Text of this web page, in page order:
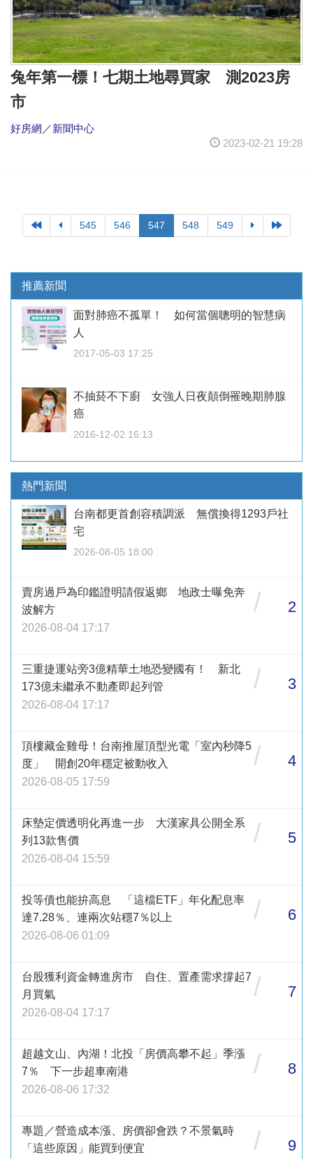
兔年第一標！七期土地尋買家 測2023房
市
好房網／新聞中心
2023-02-21 19:28
545 546 547 548 549
推薦新聞
面對肺癌不孤單！ 如何當個聰明的智慧病
人
2017-05-03 17:25
不抽菸不下廚 女強人日夜顛倒罹晚期肺腺
癌
2016-12-02 16:13
熱門新聞
台南都更首創容積調派 無償換得1293戶社
宅
2026-08-05 18:00
賣房過戶為印鑑證明請假返鄉 地政士曝免奔
波解方
2026-08-04 17:17
/ 2
三重捷運站旁3億精華土地恐變國有！ 新北
173億未繼承不動產即起列管
2026-08-04 17:17
/ 3
頂樓藏金雞母！台南推屋頂型光電「室內秒降5
度」 開創20年穩定被動收入
2026-08-05 17:59
/ 4
床墊定價透明化再進一步 大漢家具公開全系
列13款售價
2026-08-04 15:59
/ 5
投等債也能拚高息 「這檔ETF」年化配息率
達7.28％、連兩次站穩7％以上
2026-08-06 01:09
/ 6
台股獲利資金轉進房市 自住、置產需求撐起7
月買氣
2026-08-04 17:17
/ 7
超越文山、內湖！北投「房價高攀不起」季漲
7％ 下一步超車南港
2026-08-06 17:32
/ 8
專題／營造成本漲、房價卻會跌？不景氣時
「這些原因」能買到便宜
/ 9